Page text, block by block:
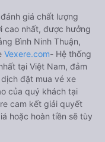
giá chất lượng
cao nhất, được hưởng
Bình Ninh Thuận,
Vexere.com- Hệ thống
tại Việt Nam, đảm
đặt mua vé xe
của quý khách tại
cam kết giải quyết
hoặc hoàn tiền sẽ tùy